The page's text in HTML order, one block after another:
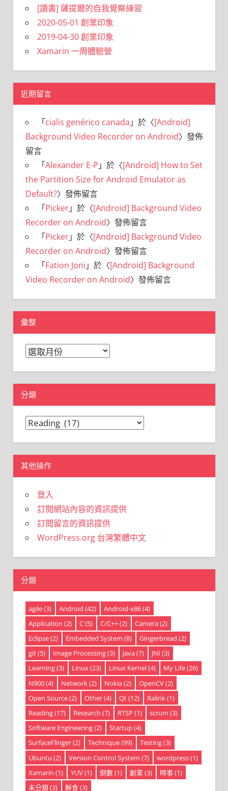
[讀書] 薩提爾的自我覺察練習
2020-05-01 創業印象
2019-04-30 創業印象
Xamarin 一周體驗營
近期留言
「cialis genérico canada 」於〈[Android]
Background Video Recorder on Android〉發佈
留言
「Alexander E-P 」於〈[Android] How to Set
the Partition Size for Android Emulator as
Default?〉發佈留言
「Picker」於〈[Android] Background Video
Recorder on Android〉發佈留言
「Picker」於〈[Android] Background Video
Recorder on Android〉發佈留言
「Fation Joni 」於〈[Android] Background
Video Recorder on Android〉發佈留言
彙整
彙
分類
分
其他操作
登入
訂閱網站內容的資訊提供
訂閱留言的資訊提供
WordPress.org 台灣繁體中文
分類
agile(3) Android (42) Android-x86(4)
Application (2) C(5) C/C++(2) Camera(2)
Eclipse(2) Embedded System (8) Gingerbread (2)
git(5) Image Processing(3) Java(7) JNI (3)
Learning(3) Linux(23) Linux Kernel(4) My Life(26)
N900(4) Network(2) Nokia(2) OpenCV(2)
Open Source(2) Other(4) Qt(12) Ralink(1)
Reading(17) Research (7) RTSP (1) scrum (3)
Software Engineering(2) Startup(4)
SurfaceFlinger(2) Technique(99) Testing(3)
Ubuntu (2) Version Control System (7) wordpress(1)
Xamarin (1) YUV(1) 倒數(1) 創業(3) 時事(1)
未分類(3) 鮮食(3)